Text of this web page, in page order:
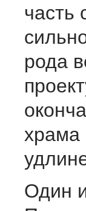
часть
рода
храма
Один